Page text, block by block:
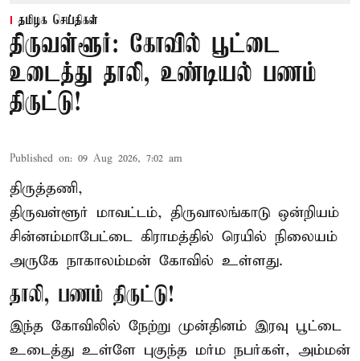
தமிழக செய்திகள்
திருவள்ளூர்: கோவில் பூட்டை
உடைத்து தாலி, உண்டியல் பணம்
திருட்டு!
Published on: 09 Aug 2026, 7:02 am
திருத்தணி,
திருவள்ளூர் மாவட்டம், திருவாலங்காடு ஒன்றியம்
சின்னம்மாபேட்டை கிராமத்தில் ரெயில் நிலையம்
அருகே நாகாலம்மன் கோவில் உள்ளது.
தாலி, பணம் திருட்டு!
இந்த கோவிலில் நேற்று முன்தினம் இரவு பூட்டை
உடைத்து உள்ளே புகுந்த மர்ம நபர்கள், அம்மன்